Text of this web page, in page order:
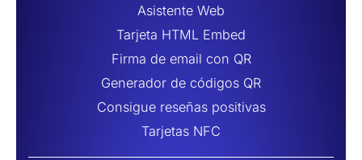
Asistente Web
Tarjeta HTML Embed
Firma de email con QR
Generador de códigos QR
Consigue reseñas positivas
Tarjetas NFC